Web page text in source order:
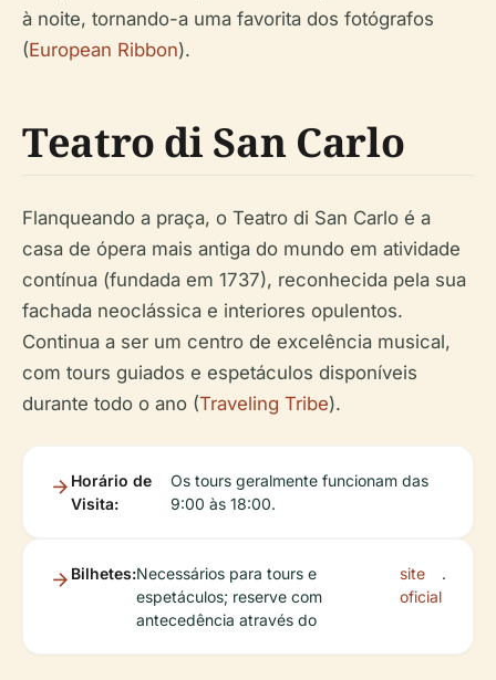
à noite, tornando-a uma favorita dos fotógrafos
(European Ribbon).
Teatro di San Carlo
Flanqueando a praça, o Teatro di San Carlo é a
casa de ópera mais antiga do mundo em atividade
contínua (fundada em 1737), reconhecida pela sua
fachada neoclássica e interiores opulentos.
Continua a ser um centro de excelência musical,
com tours guiados e espetáculos disponíveis
durante todo o ano (Traveling Tribe).
Horário de
Visita:
Os tours geralmente funcionam das
9:00 às 18:00.
Bilhetes:Necessários para tours e
espetáculos; reserve com
antecedência através do
site
oficial
.